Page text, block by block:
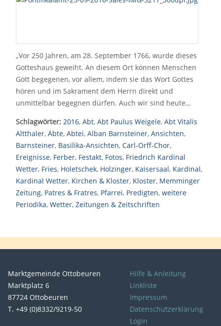
„Vor 250 Jahren, am 28. September 1766, wurde dieses
Gotteshaus geweiht. An diesem Ort können Menschen
Gott begegenen, vor allem, indem sie das Wort Gottes
hören und im Sakrament dem Herrn direkt und
unmittelbar begegnen dürfen. Auch wir sind heute…
Schlagwörter: 2016, Abt, Abt Paulus Weigele, Abt Vitalis
Altthaler, Äbte, Abtei, Alban Barnsteiner, Ansichten,
Barnsteiner, Basilika-Ansichten, Carl-Orff-Chor,
Ereignisse, Ferber, Festakt, Fotos, Friedrich Kardinal
Wetter, Fries, Holetschek, Holzinger, Kaisersaal, Kardinal,
Kardinal Wetter, Kirchen & Kloster, Kloster, Memminger
Zeitung, Patres & Fratres, Pfarrei, Predigten, weitere
Periodika, Wetter, Zeitungen & Zeitschriften
Marktgemeinde Ottobeuren
Marktplatz 6
87724 Ottobeuren
T. +49 (0)8332/9219-50
Hilfe & Anleitung
Linkliste
Impressum
Datenschutzerklärung
Login